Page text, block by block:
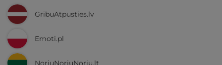
GribuAtpusties.lv
Emoti.pl
NoriuNoriuNoriu.lt